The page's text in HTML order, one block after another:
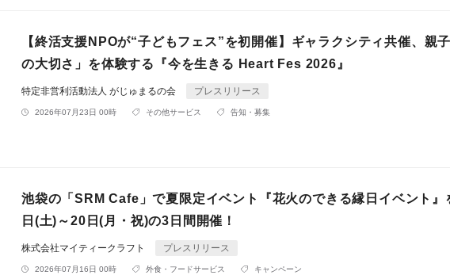
【終活支援NPOが“子どもフェス”を初開催】ギャラクシティ共催、親
の大切さ」を体験する『今を生きる Heart Fes 2026』
特定非営利活動法人 がじゅまるの会 プレスリリース
2026年07月23日 00時 その他サービス 告知・募集
池袋の「SRM Cafe」で夏限定イベント『花火のできる縁日イベント』
日(土)～20日(月・祝)の3日間開催！
株式会社マイティークラフト プレスリリース
2026年07月16日 00時 外食・フードサービス キャンペーン